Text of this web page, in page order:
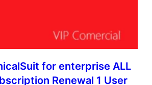
for enterprise ALL
Renewal 1 User